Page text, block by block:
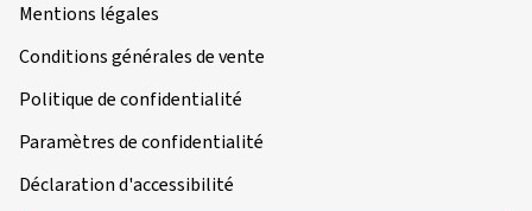
Mentions légales
Conditions générales de vente
Politique de confidentialité
Paramètres de confidentialité
Déclaration d'accessibilité